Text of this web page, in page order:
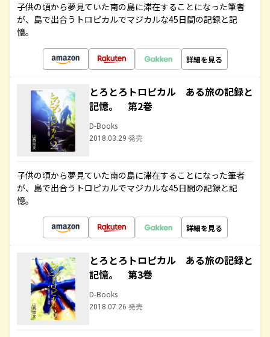
子供の頃から夢見ていた南の島に滞在することになった筆者
が、島で出合うトロピカルでマジカルな45日間の記録と記
憶。
詳細を見る
とろとろトロピカル ある旅の記録と
記憶。 第2巻
D-Books
2018.03.29 発売
子供の頃から夢見ていた南の島に滞在することになった筆者
が、島で出合うトロピカルでマジカルな45日間の記録と記
憶。
詳細を見る
とろとろトロピカル ある旅の記録と
記憶。 第3巻
D-Books
2018.07.26 発売